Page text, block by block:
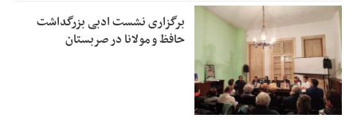
برگزاری نشست ادبی بزرگداشت
حافظ و مولانا در صربستان